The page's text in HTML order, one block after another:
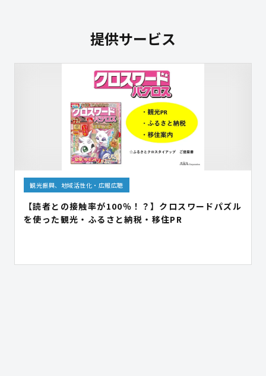
提供サービス
観光振興、地域活性化・広報広聴
【読者との接触率が100％！？】クロスワードパズル
を使った観光・ふるさと納税・移住PR